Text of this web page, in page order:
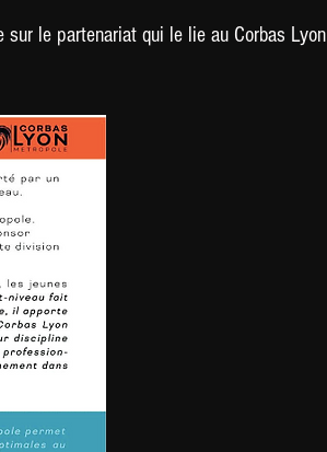
le partenariat qui le lie au Corbas Lyon